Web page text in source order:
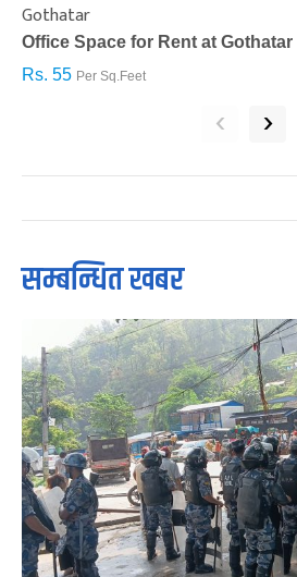
Gothatar
Office Space for Rent at Gothatar
Rs. 55 Per Sq.Feet
‹ ›
सम्बन्धित खबर